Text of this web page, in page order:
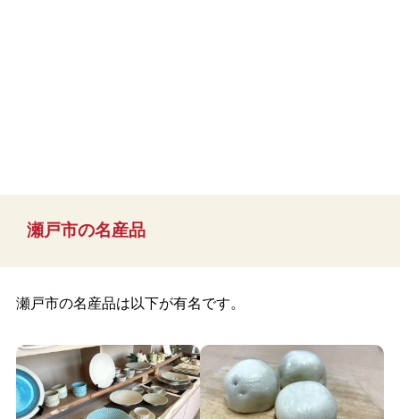
瀬戸市の名産品
瀬戸市の名産品は以下が有名です。